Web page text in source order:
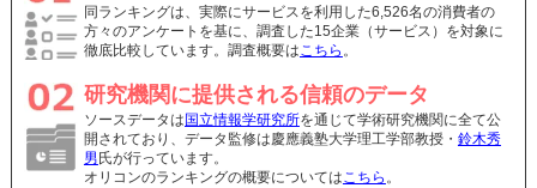
同ランキングは、実際にサービスを利用した6,526名の消費者の
方々のアンケートを基に、調査した15企業（サービス）を対象に
徹底比較しています。調査概要はこちら 。
研究機関に提供される信頼のデータ
ソースデータは 国立情報学研究所を通じて学術研究機関に全て公
開されており、データ監修は慶應義塾大学理工学部教授・ 鈴木秀
男 氏が行っています。
オリコンのランキングの概要についてはこちら 。